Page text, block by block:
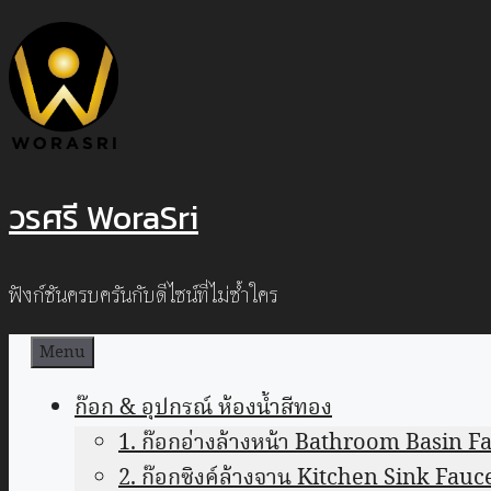
Skip
to
content
วรศรี WoraSri
ฟังก์ชันครบครันกับดีไซน์ที่ไม่ซ้ำใคร
Menu
ก๊อก & อุปกรณ์ ห้องน้ำสีทอง
1. ก๊อกอ่างล้างหน้า Bathroom Basin
2. ก๊อกซิงค์ล้างจาน Kitchen Sink